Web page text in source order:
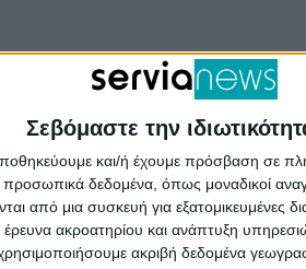
Σεβόμαστε την
και/ή έχουμε πρόσβαση σε
δεδομένα, όπως μοναδικοί
από μια συσκευή για εξατομικευμένες
έρευνα ακροατηρίου και ανάπτυξη
ακριβή δεδομένα